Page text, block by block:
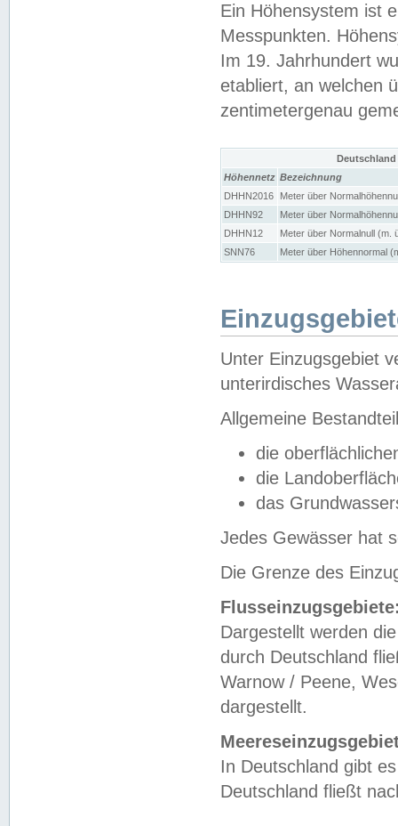
Ein Höhensystem ist
Messpunkten.
Im 19. Jahrhundert
etabliert, an welchen
zentimetergenau
Höhennetz Bezeichnung
DHHN2016
Meter über
DHHN92
Meter über
DHHN12
Meter über Normalnull (m.
SNN76
Meter über Höhennormal
Unter Einzugsgebiet
unterirdisches
Allgemeine
die
die
das
Jedes Gewässer hat
Die Grenze des
Dargestellt werden
durch Deutschland
Warnow / Peene,
dargestellt.
In Deutschland gibt
Deutschland fließt